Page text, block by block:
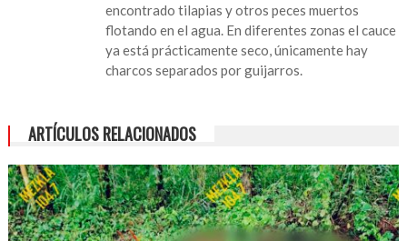
encontrado tilapias y otros peces muertos
flotando en el agua. En diferentes zonas el cauce
ya está prácticamente seco, únicamente hay
charcos separados por guijarros.
ARTÍCULOS RELACIONADOS